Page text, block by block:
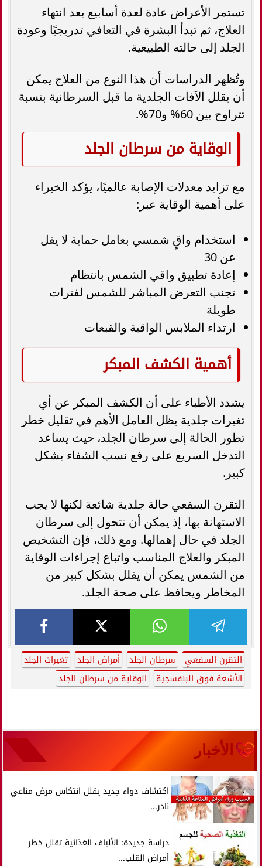
تستمر الأعراض عادة لعدة أسابيع بعد انتهاء
العلاج، ثم تبدأ البشرة في التعافي تدريجيًا وعودة
الجلد إلى حالته الطبيعية.
وتُظهر الدراسات أن هذا النوع من العلاج يمكن
أن يقلل الآفات الجلدية ما قبل السرطانية بنسبة
تتراوح بين 60% و70%.
الوقاية من سرطان الجلد
مع تزايد معدلات الإصابة عالميًا، يؤكد الخبراء
على أهمية الوقاية عبر:
استخدام واقٍ شمسي بعامل حماية لا يقل
عن 30
إعادة تطبيق واقي الشمس بانتظام
تجنب التعرض المباشر للشمس لفترات
طويلة
ارتداء الملابس الواقية والقبعات
أهمية الكشف المبكر
يشدد الأطباء على أن الكشف المبكر عن أي
تغيرات جلدية يظل العامل الأهم في تقليل خطر
تطور الحالة إلى سرطان الجلد، حيث يساعد
التدخل السريع على رفع نسب الشفاء بشكل
كبير.
التقرن السفعي حالة جلدية شائعة لكنها لا يجب
الاستهانة بها، إذ يمكن أن تتحول إلى سرطان
الجلد في حال إهمالها. ومع ذلك، فإن التشخيص
المبكر والعلاج المناسب واتباع إجراءات الوقاية
من الشمس يمكن أن يقلل بشكل كبير من
المخاطر ويحافظ على صحة الجلد.
التقرن السفعي سرطان الجلد أمراض الجلد
تغيرات الجلد
الأشعة فوق البنفسجية
الوقاية من سرطان الجلد
الأخبار
اكتشاف دواء جديد يقلل انتكاس مرض مناعي
نادر...
دراسة جديدة: الألياف الغذائية تقلل خطر
أمراض القلب...